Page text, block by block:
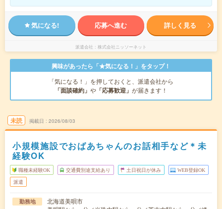
気になる! 応募へ進む 詳しく見る
派遣会社 株式会社ニッソーネット
興味があったら「★気になる！」をタップ！
「気になる！」を押しておくと、派遣会社から
「面談確約」 や 「応募歓迎」 が届きます！
未読 掲載日 2026/08/03
小規模施設でおばあちゃんのお話相手など＊未
経験OK
職種未経験OK 交通費別途支給あり 土日祝日が休み WEB登録OK
派遣
勤務地
北海道美唄市